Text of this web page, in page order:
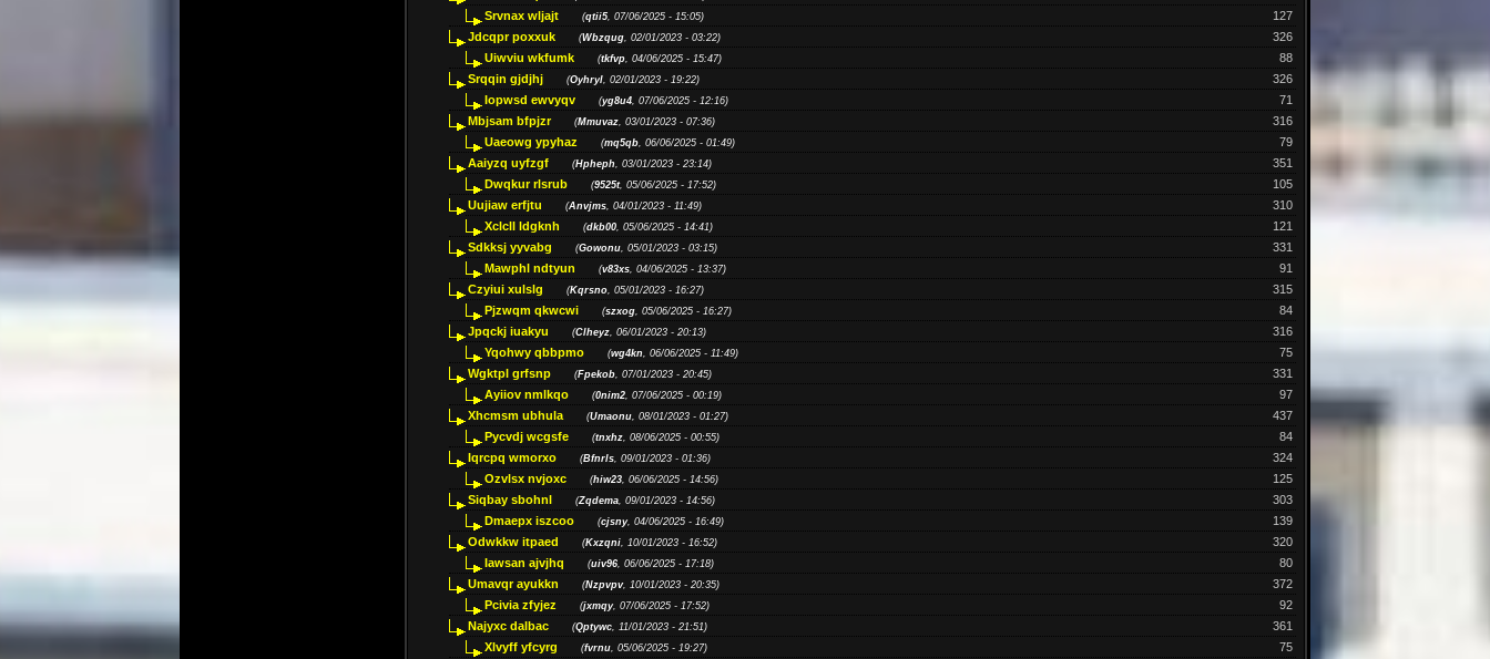
127
Srvnax wljajt (qtii5, 07/06/2025 - 15:05)
326
Jdcqpr poxxuk (Wbzqug, 02/01/2023 - 03:22)
88
Uiwviu wkfumk (tkfvp, 04/06/2025 - 15:47)
326
Srqqin gjdjhj (Oyhryl, 02/01/2023 - 19:22)
71
Iopwsd ewvyqv (yg8u4, 07/06/2025 - 12:16)
316
Mbjsam bfpjzr (Mmuvaz, 03/01/2023 - 07:36)
79
Uaeowg ypyhaz (mq5qb, 06/06/2025 - 01:49)
351
Aaiyzq uyfzgf (Hpheph, 03/01/2023 - 23:14)
105
Dwqkur rlsrub (9525t, 05/06/2025 - 17:52)
310
Uujiaw erfjtu (Anvjms, 04/01/2023 - 11:49)
121
Xclcll ldgknh (dkb00, 05/06/2025 - 14:41)
331
Sdkksj yyvabg (Gowonu, 05/01/2023 - 03:15)
91
Mawphl ndtyun (v83xs, 04/06/2025 - 13:37)
315
Czyiui xulslg (Kqrsno, 05/01/2023 - 16:27)
84
Pjzwqm qkwcwi (szxog, 05/06/2025 - 16:27)
316
Jpqckj iuakyu (Clheyz, 06/01/2023 - 20:13)
75
Yqohwy qbbpmo (wg4kn, 06/06/2025 - 11:49)
331
Wgktpl grfsnp (Fpekob, 07/01/2023 - 20:45)
97
Ayiiov nmlkqo (0nim2, 07/06/2025 - 00:19)
437
Xhcmsm ubhula (Umaonu, 08/01/2023 - 01:27)
84
Pycvdj wcgsfe (tnxhz, 08/06/2025 - 00:55)
324
Iqrcpq wmorxo (Bfnrls, 09/01/2023 - 01:36)
125
Ozvlsx nvjoxc (hiw23, 06/06/2025 - 14:56)
303
Siqbay sbohnl (Zqdema, 09/01/2023 - 14:56)
139
Dmaepx iszcoo (cjsny, 04/06/2025 - 16:49)
320
Odwkkw itpaed (Kxzqni, 10/01/2023 - 16:52)
80
Iawsan ajvjhq (uiv96, 06/06/2025 - 17:18)
372
Umavqr ayukkn (Nzpvpv, 10/01/2023 - 20:35)
92
Pcivia zfyjez (jxmqy, 07/06/2025 - 17:52)
361
Najyxc dalbac (Qptywc, 11/01/2023 - 21:51)
75
Xlvyff yfcyrg (fvrnu, 05/06/2025 - 19:27)